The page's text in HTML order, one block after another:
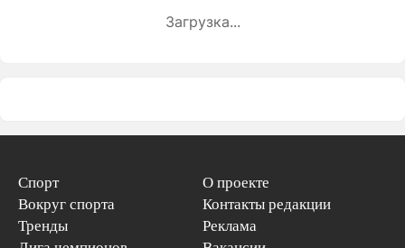
Загрузка...
Спорт
Вокруг спорта
Тренды
О проекте
Контакты редакции
Реклама